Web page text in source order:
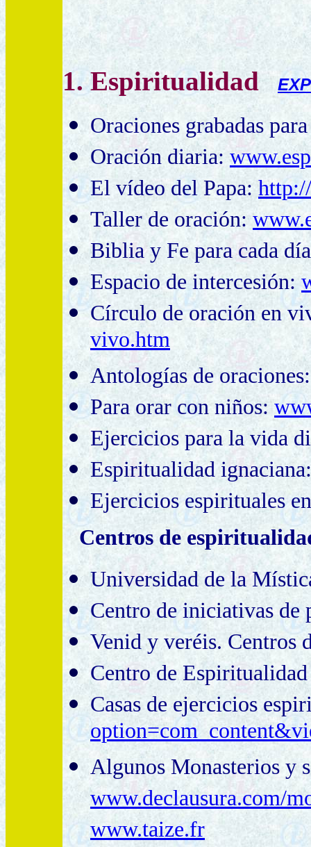
1. Espiritualidad
Oraciones grabadas
Oración diaria:
El vídeo del Papa:
Taller de oración:
Biblia y Fe para cada
Espacio de intercesión:
Círculo de oración en
vivo.htm
Antologías de
Para orar con niños:
Ejercicios para la vida
Espiritualidad
Ejercicios espirituales
Centros de
Universidad de la
Centro de iniciativas
Venid y veréis. Centros
Centro de
Casas de ejercicios
Algunos Monasterios y
www.declausura.com/
www.taize.fr